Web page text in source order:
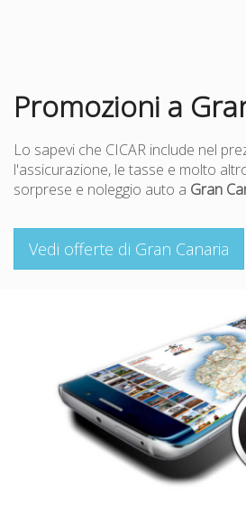
Promozioni a
Lo sapevi che CICAR include nel
l'assicurazione, le tasse e molto
sorprese e noleggio auto a Gran
Vedi offerte di Gran Canaria